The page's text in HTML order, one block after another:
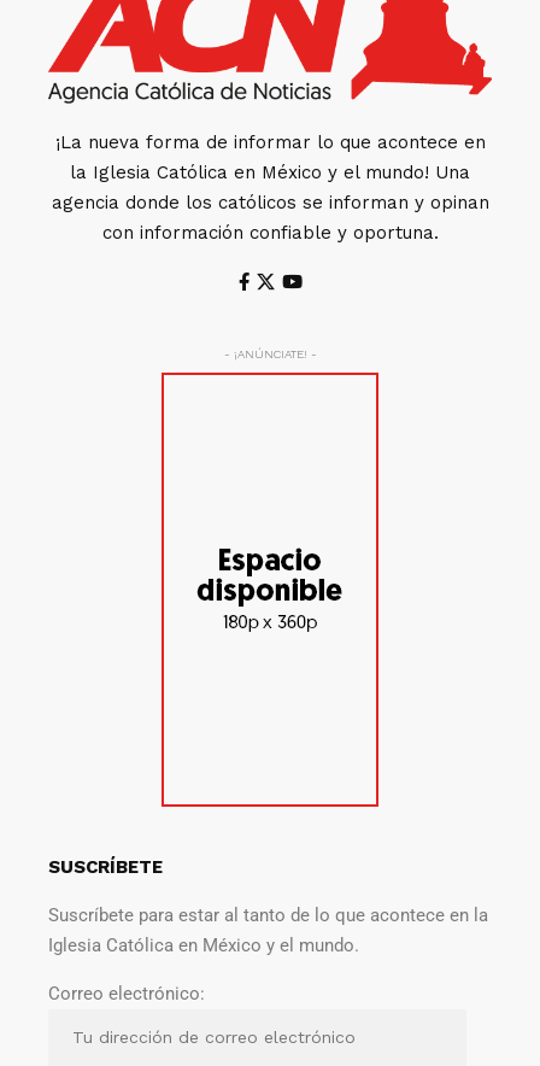
¡La nueva forma de informar lo que acontece en
la Iglesia Católica en México y el mundo! Una
agencia donde los católicos se informan y opinan
con información confiable y oportuna.
- ¡ANÚNCIATE! -
SUSCRÍBETE
Suscríbete para estar al tanto de lo que acontece en la
Iglesia Católica en México y el mundo.
Correo electrónico: